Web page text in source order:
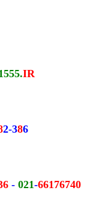
IR
2-386
- 021-66176740